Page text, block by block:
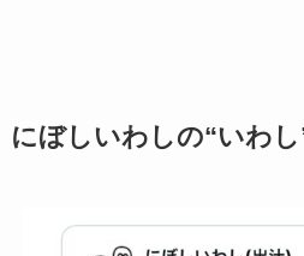
にぼしいわしの“いわし